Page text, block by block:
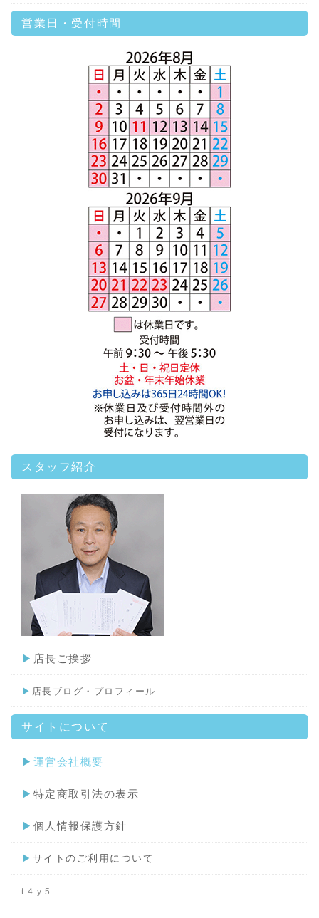
営業日・受付時間
スタッフ紹介
▶ 店長ご挨拶
▶ 店長ブログ・プロフィール
サイトについて
▶ 運営会社概要
▶ 特定商取引法の表示
▶ 個人情報保護方針
▶ サイトのご利用について
t:4 y:5